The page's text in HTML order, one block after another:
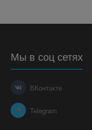
Мы в соц сетях
ВКонтакте
Telegram